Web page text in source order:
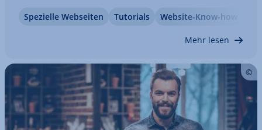
ter­neh­men oder einen großen Salon handelt. In
Spezielle Webseiten Tutorials Website-Know-how
Mehr lesen